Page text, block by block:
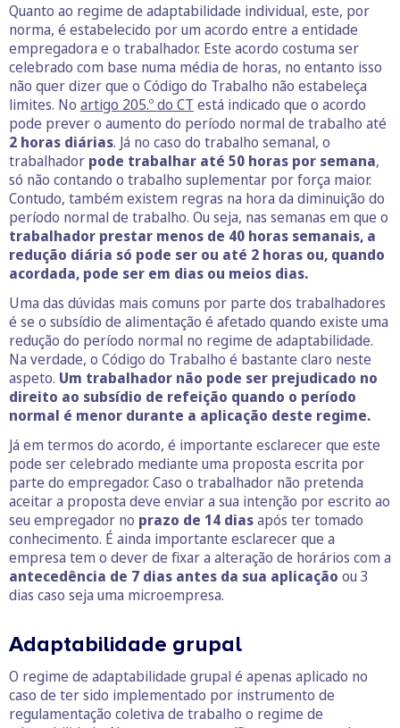
Quanto ao regime de adaptabilidade individual, este, por
norma, é estabelecido por um acordo entre a entidade
empregadora e o trabalhador. Este acordo costuma ser
celebrado com base numa média de horas, no entanto isso
não quer dizer que o Código do Trabalho não estabeleça
limites. No artigo 205.º do CT está indicado que o acordo
pode prever o aumento do período normal de trabalho até
2 horas diárias. Já no caso do trabalho semanal, o
trabalhador pode trabalhar até 50 horas por semana,
só não contando o trabalho suplementar por força maior.
Contudo, também existem regras na hora da diminuição do
período normal de trabalho. Ou seja, nas semanas em que o
trabalhador prestar menos de 40 horas semanais, a
redução diária só pode ser ou até 2 horas ou, quando
acordada, pode ser em dias ou meios dias.
Uma das dúvidas mais comuns por parte dos trabalhadores
é se o subsídio de alimentação é afetado quando existe uma
redução do período normal no regime de adaptabilidade.
Na verdade, o Código do Trabalho é bastante claro neste
aspeto. Um trabalhador não pode ser prejudicado no
direito ao subsídio de refeição quando o período
normal é menor durante a aplicação deste regime.
Já em termos do acordo, é importante esclarecer que este
pode ser celebrado mediante uma proposta escrita por
parte do empregador. Caso o trabalhador não pretenda
aceitar a proposta deve enviar a sua intenção por escrito ao
seu empregador no prazo de 14 diasapós ter tomado
conhecimento. É ainda importante esclarecer que a
empresa tem o dever de fixar a alteração de horários com a
antecedência de 7 dias antes da sua aplicação ou 3
dias caso seja uma microempresa.
Adaptabilidade grupal
O regime de adaptabilidade grupal é apenas aplicado no
caso de ter sido implementado por instrumento de
regulamentação coletiva de trabalho o regime de